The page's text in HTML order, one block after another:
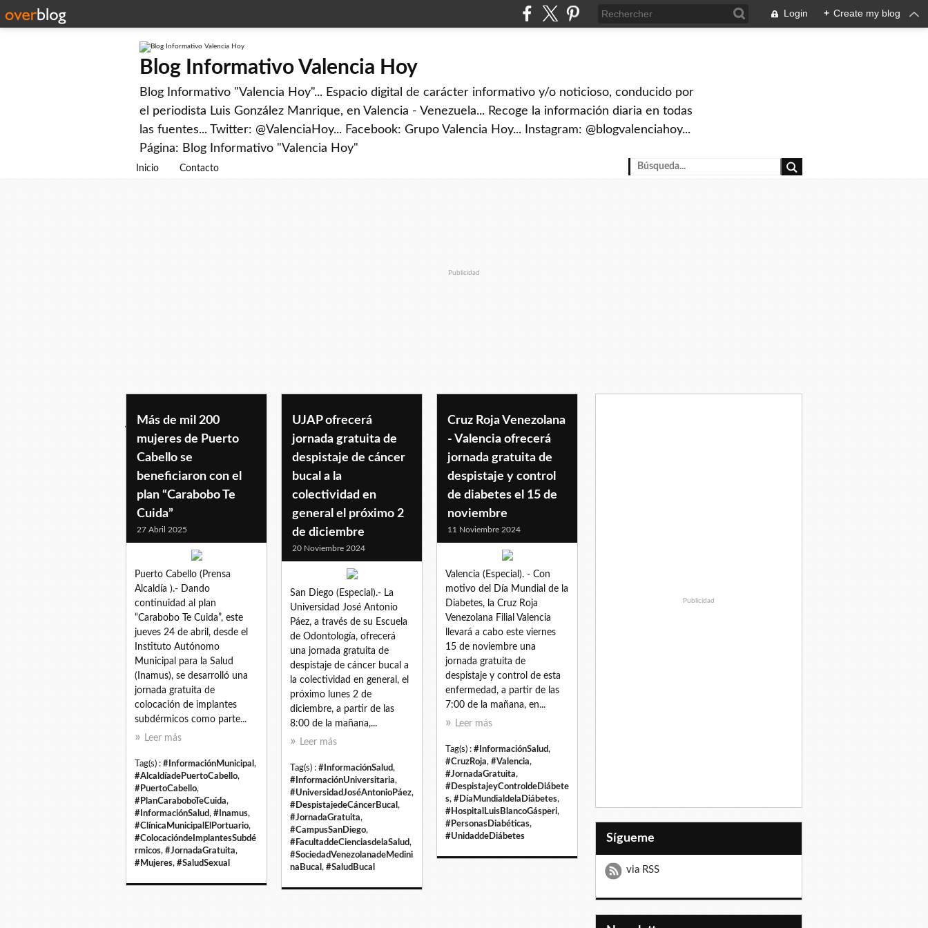
Login + Create my blog
Blog Informativo Valencia Hoy
Blog Informativo "Valencia Hoy"... Espacio digital de carácter informativo y/o noticioso, conducido por
el periodista Luis González Manrique, en Valencia - Venezuela... Recoge la información diaria en todas
las fuentes... Twitter: @ValenciaHoy... Facebook: Grupo Valencia Hoy... Instagram: @blogvalenciahoy...
Página: Blog Informativo "Valencia Hoy"
Inicio Contacto
Publicidad
jornadagratuita
Más de mil 200
mujeres de Puerto
Cabello se
beneficiaron con el
plan “Carabobo Te
Cuida”
27 Abril 2025
Puerto Cabello (Prensa
Alcaldía ).- Dando
continuidad al plan
“Carabobo Te Cuida”, este
jueves 24 de abril, desde el
Instituto Autónomo
Municipal para la Salud
(Inamus), se desarrolló una
jornada gratuita de
colocación de implantes
subdérmicos como parte...
Leer más
Tag(s) : #InformaciónMunicipal ,
#AlcaldíadePuertoCabello,
#PuertoCabello,
#PlanCaraboboTeCuida,
#InformaciónSalud, #Inamus,
#ClínicaMunicipalElPortuario,
#ColocacióndeImplantesSubdé
rmicos, #JornadaGratuita,
#Mujeres, #SaludSexual
UJAP ofrecerá
jornada gratuita de
despistaje de cáncer
bucal a la
colectividad en
general el próximo 2
de diciembre
20 Noviembre 2024
San Diego (Especial).- La
Universidad José Antonio
Páez, a través de su Escuela
de Odontología, ofrecerá
una jornada gratuita de
despistaje de cáncer bucal a
la colectividad en general, el
próximo lunes 2 de
diciembre, a partir de las
8:00 de la mañana,...
Leer más
Tag(s) : #InformaciónSalud,
#InformaciónUniversitaria,
#UniversidadJoséAntonioPáez,
#DespistajedeCáncerBucal ,
#JornadaGratuita,
#CampusSanDiego,
#FacultaddeCienciasdelaSalud,
#SociedadVenezolanadeMedini
naBucal , #SaludBucal
Cruz Roja Venezolana
- Valencia ofrecerá
jornada gratuita de
despistaje y control
de diabetes el 15 de
noviembre
11 Noviembre 2024
Valencia (Especial). - Con
motivo del Día Mundial de la
Diabetes, la Cruz Roja
Venezolana Filial Valencia
llevará a cabo este viernes
15 de noviembre una
jornada gratuita de
despistaje y control de esta
enfermedad, a partir de las
7:00 de la mañana, en...
Leer más
Tag(s) : #InformaciónSalud,
#CruzRoja, #Valencia,
#JornadaGratuita,
#DespistajeyControldeDiábete
s, #DíaMundialdelaDiábetes,
#HospitalLuisBlancoGásperi,
#PersonasDiabéticas,
#UnidaddeDiábetes
Publicidad
Sígueme
via RSS